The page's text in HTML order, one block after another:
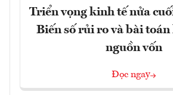
Triển vọng kinh tế nửa
Biến số rủi ro và bài
nguồn vốn
Đọc ngay